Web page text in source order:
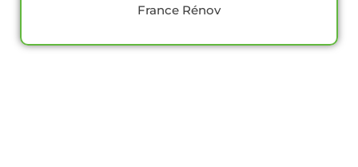
France Rénov